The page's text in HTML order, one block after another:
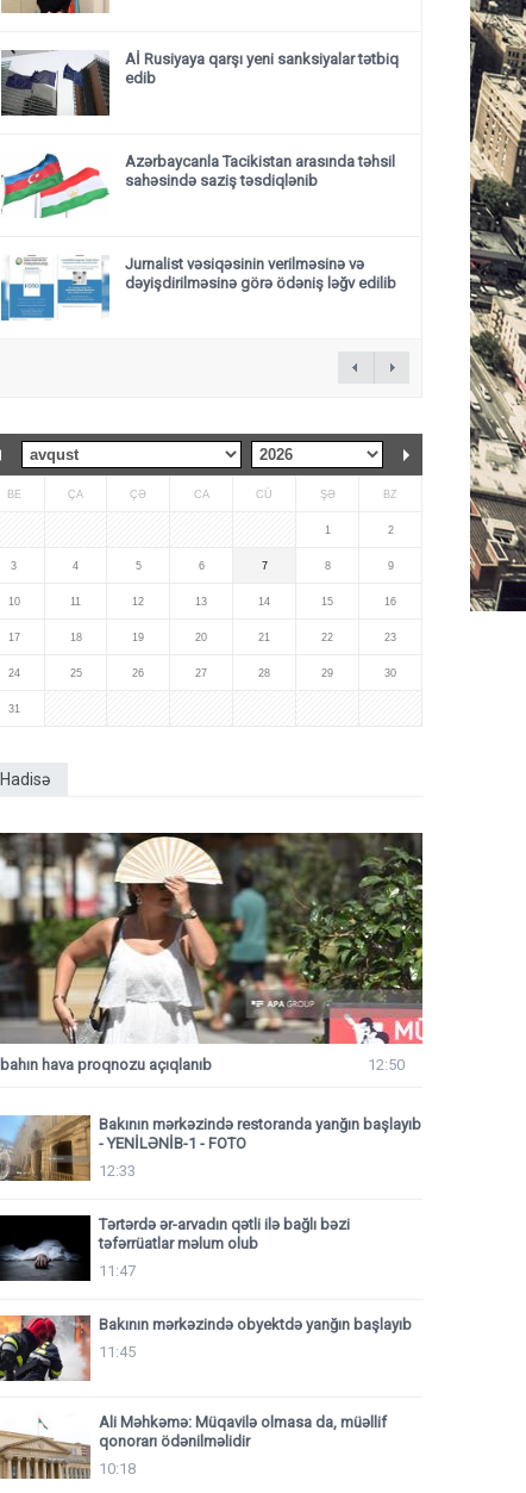
Aİ Rusiyaya qarşı yeni sanksiyalar tətbiq
edib
Azərbaycanla Tacikistan arasında təhsil
sahəsində saziş təsdiqlənib
Jurnalist vəsiqəsinin verilməsinə və
dəyişdirilməsinə görə ödəniş ləğv edilib
BE ÇA ÇƏ CA CÜ ŞƏ BZ
1 2
3 4 5 6 7 8 9
10 11 12 13 14 15 16
17 18 19 20 21 22 23
24 25 26 27 28 29 30
31
Hadisə
hava proqnozu açıqlanıb 12:50
Bakının mərkəzində restoranda yanğın başlayıb
- YENİLƏNİB-1 - FOTO
12:33
Tərtərdə ər-arvadın qətli ilə bağlı bəzi
təfərrüatlar məlum olub
11:47
Bakının mərkəzində obyektdə yanğın başlayıb
11:45
Ali Məhkəmə: Müqavilə olmasa da, müəllif
qonorarı ödənilməlidir
10:18